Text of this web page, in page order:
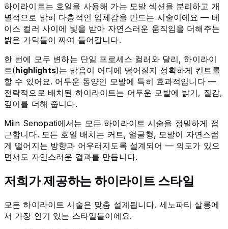
하이라이트는 호일을 사용해 가는 모발 섹션을 분리하고 개
별적으로 밝혀 다층적인 입체감을 만드는 시술이에요 — 베
이스 컬러 사이에 빛을 받아 자연스러운 움직임을 더해주는
밝은 가닥들이 짜여 들어갑니다.
한 번에 모두 변하는 단일 프로세스 컬러와 달리, 하이라이
트(highlights)는 밝음이 어디에 떨어질지 정확하게 컨트롤
할 수 있어요. 어두운 동양인 모발에 특히 효과적입니다 —
전략적으로 배치된 하이라이트는 어두운 모발에 밝기, 질감,
깊이를 더해 줍니다.
Miin Senopati에서는 모든 하이라이트 시술을 정밀하게 접
근합니다. 모든 호일 배치는 커트, 얼굴형, 모발이 자연스럽
게 떨어지는 방향과 어우러지도록 설계되어 — 의도가 있으
면서도 자연스러운 결과를 만듭니다.
저희가 제공하는 하이라이트 스타일
모든 하이라이트 시술은 맞춤 설계됩니다. 세노파티 살롱에
서 가장 인기 있는 스타일들이에요.